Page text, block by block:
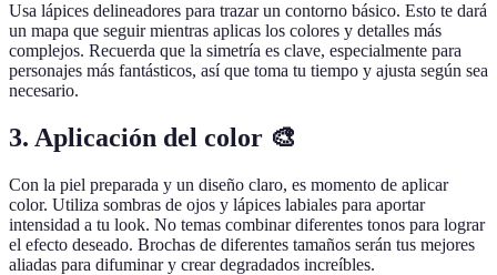
Usa lápices delineadores para trazar un contorno básico. Esto te dará
un mapa que seguir mientras aplicas los colores y detalles más
complejos. Recuerda que la simetría es clave, especialmente para
personajes más fantásticos, así que toma tu tiempo y ajusta según sea
necesario.
3. Aplicación del color 🎨
Con la piel preparada y un diseño claro, es momento de aplicar
color. Utiliza sombras de ojos y lápices labiales para aportar
intensidad a tu look. No temas combinar diferentes tonos para lograr
el efecto deseado. Brochas de diferentes tamaños serán tus mejores
aliadas para difuminar y crear degradados increíbles.